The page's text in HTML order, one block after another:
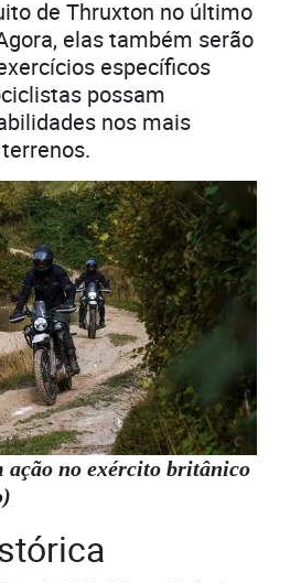
de Thruxton no último
elas também serão
específicos
possam
nos mais
ação no exército britânico